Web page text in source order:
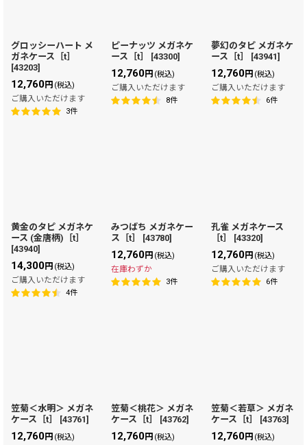
グロッシーハート メ
ガネケース［t］
[43203]
12,760円 (税込)
ご購入いただけます
3件
ピーナッツ メガネケ
ース［t］
[43300]
12,760円 (税込)
ご購入いただけます
8件
夢幻のタピ メガネケ
ース［t］
[43941]
12,760円 (税込)
ご購入いただけます
6件
黄金のタピ メガネケ
ース (金唐柄)［t］
[43940]
14,300円 (税込)
ご購入いただけます
4件
みつばち メガネケー
ス［t］
[43780]
12,760円 (税込)
在庫わずか
3件
孔雀 メガネケース
［t］
[43320]
12,760円 (税込)
ご購入いただけます
6件
笠菊＜水明＞ メガネ
ケース［t］
[43761]
12,760円 (税込)
笠菊＜桃花＞ メガネ
ケース［t］
[43762]
12,760円 (税込)
笠菊＜若草＞ メガネ
ケース［t］
[43763]
12,760円 (税込)